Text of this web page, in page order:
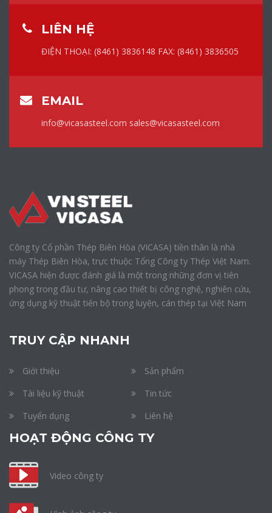
LIÊN HỆ
ĐIỆN THOẠI: (8461) 3836148 FAX: (8461) 3836505
EMAIL
info@vicasasteel.com sales@vicasasteel.com
Công ty Cổ phần Thép Biên Hòa (VICASA) tiền thân là nhà
máy Thép Biên Hòa, trực thuộc Tổng Công ty Thép Việt Nam.
VICASA hiện được đánh giá là một trong những đơn vị tiên
phong trong đầu tư, nâng cao thiết bị công nghệ, nghiên cứu,
ứng dụng kỹ thuật tiến bộ trong luyện, cán thép tại Việt Nam
TRUY CẬP NHANH
Giới thiệu
Sản phẩm
Tài liệu kỹ thuật
Tin tức
Tuyển dụng
Liên hệ
HOẠT ĐỘNG CÔNG TY
Video công ty